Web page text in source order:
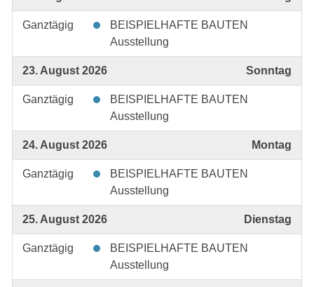
Ganztägig
BEISPIELHAFTE BAUTEN
Ausstellung
23. August 2026 Sonntag
Ganztägig
BEISPIELHAFTE BAUTEN
Ausstellung
24. August 2026 Montag
Ganztägig
BEISPIELHAFTE BAUTEN
Ausstellung
25. August 2026 Dienstag
Ganztägig
BEISPIELHAFTE BAUTEN
Ausstellung